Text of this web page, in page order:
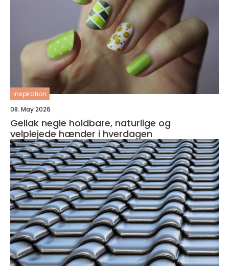
inspiration
08. May 2026
Gellak negle holdbare, naturlige og
velplejede hænder i hverdagen